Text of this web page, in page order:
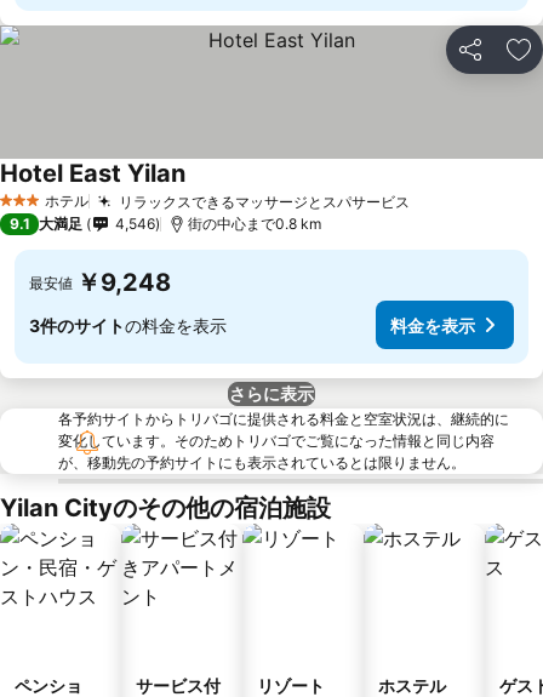
シェア お
3 ホテルのランク
ホテル リラックスできるマッサージとスパサービス
Hotel East Yilan料金を表示
9.1 大満足 4,546 街の中心まで0.8 km
最安値 ￥9,248
3件のサイトの料金を表示 料金を表示
さらに表示
各予約サイトからトリバゴに提供される料金と空室状況は、継続的に
変化しています。そのためトリバゴでご覧になった情報と同じ内容
が、移動先の予約サイトにも表示されているとは限りません。
Yilan Cityのその他の宿泊施設
ペンショ
サービス付
リゾート ホステル
ゲス